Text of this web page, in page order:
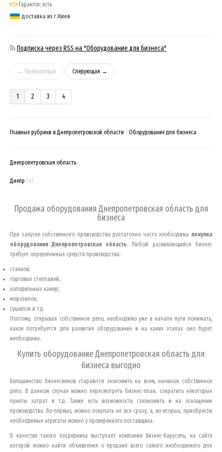
Гарантія: есть
доставка из г.Киев
Подписка через RSS на "Оборудование для бизнеса"
← Предыдущая Следующая →
1 2 3 4
Главные рубрики в Днепропетровской области Оборудование для бизнеса
Днепропетровская область
Днепр (4)
Продажа оборудования Днепропетровская область для
бизнеса
При запуске собственного производства достаточно часто необходима покупка
оборудованияДнепропетровская область. Любой развивающийся бизнес
требует определенных средств производства:
станков;
торговых стеллажей;
холодильных камер;
морозилок;
сушилок и т.д.
Поэтому, открывая собственное дело, необходимо уже в начале пути понимать,
какое потребуется для развития оборудование и на каких этапах оно будет
необходимо.
Купить оборудованиеДнепропетровская область для
бизнеса выгодно
Большинство бизнесменов стараются экономить на всем, начиная собственное
дело. В данном случае можно пересмотреть бизнес-план, сократить некоторые
пункты затрат и т.д. Также есть возможность сэкономить и на оснащении
производства. Во-первых, можно покупать не все сразу, а, во-вторых, приобрести
необходимые агрегаты можно у проверенного поставщика.
В качестве такого посредника выступает компания Бизнес-Карусель, на сайте
которой можно найти объявления о продаже всего самого необходимого для